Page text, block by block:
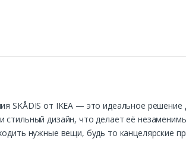
SKÅDIS от IKEA — это идеальное
стильный дизайн, что делает её
нужные вещи, будь то канцелярские